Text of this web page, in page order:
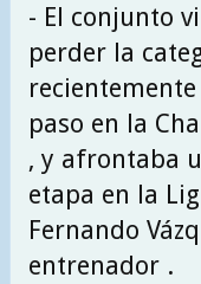
- El conjunto
perder la
paso en la
, y afrontaba
etapa en la
Fernando
entrenador .